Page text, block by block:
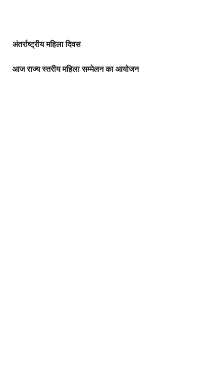
अंतर्राष्ट्रीय महिला दिवस
आज राज्य स्तरीय महिला सम्मेलन का आयोजन